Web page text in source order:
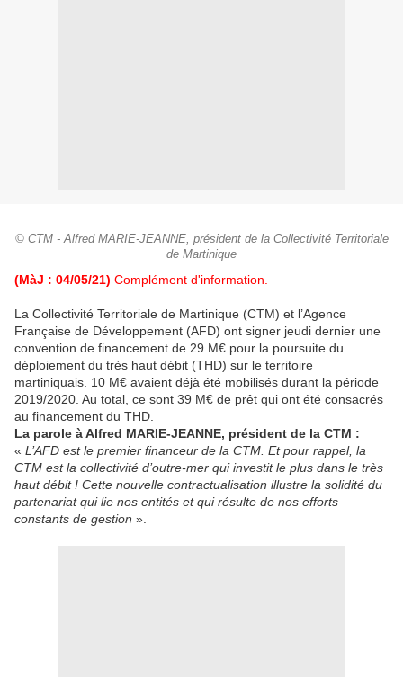
© CTM - Alfred MARIE-JEANNE, président de la Collectivité Territoriale
de Martinique
(MàJ : 04/05/21) Complément d'information.
La Collectivité Territoriale de Martinique (CTM) et l’Agence
Française de Développement (AFD) ont signer jeudi dernier une
convention de financement de 29 M€ pour la poursuite du
déploiement du très haut débit (THD) sur le territoire
martiniquais. 10 M€ avaient déjà été mobilisés durant la période
2019/2020. Au total, ce sont 39 M€ de prêt qui ont été consacrés
au financement du THD.
La parole à Alfred MARIE-JEANNE, président de la CTM :
« L’AFD est le premier financeur de la CTM. Et pour rappel, la
CTM est la collectivité d’outre-mer qui investit le plus dans le très
haut débit ! Cette nouvelle contractualisation illustre la solidité du
partenariat qui lie nos entités et qui résulte de nos efforts
constants de gestion ».